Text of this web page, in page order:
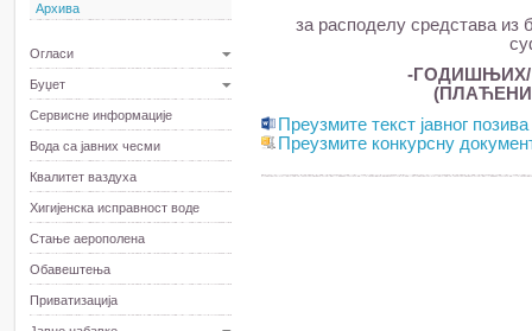
Архива
Огласи
Буџет
Сервисне информације
Вода са јавних чесми
Квалитет ваздуха
Хигијенска исправност воде
Стање аерополена
Обавештења
Приватизација
за расподелу средстава из
-ГОДИШЊИХ/
(ПЛАЋЕНИ
Преузмите текст јавног позива
Преузмите конкурсну